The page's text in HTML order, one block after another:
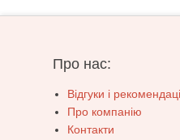
Про нас:
Відгуки і
Про компанію
Контакти